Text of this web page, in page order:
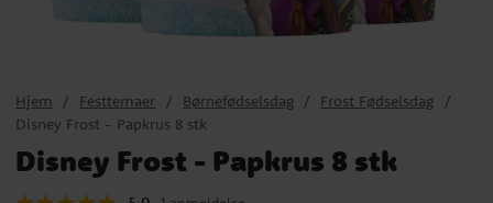
Hjem Festtemaer Børnefødselsdag
Frost Fødselsdag
Disney Frost - Papkrus 8 stk
Disney Frost - Papkrus 8 stk